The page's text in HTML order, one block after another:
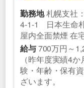
勤務地札幌支社
4-1-1 日本生命
屋内全面禁煙 在
給与700万円～
（昨年度実績4
験・年齢・保有
ざいます。